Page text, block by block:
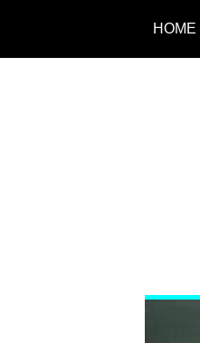
HOME